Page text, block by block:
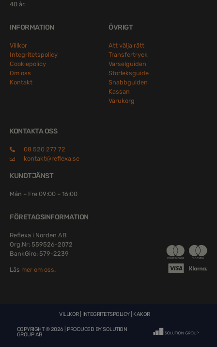
40 år.
INFORMATION
Villkor
Integritetspolicy
Cookiepolicy
Om oss
Kontakt
ÖVRIGT
Att välja rätt
Transfertryck
Varselguiden
Storleksguide
Snabbguiden
Kassan
Varukorg
KONTAKTA OSS
08 520 277 72
kontakt@reflexa.se
KUNDTJÄNST
Mån – Fre 09:00 – 16:00
FÖRETAGSINFORMATION
Reflexa i Norden AB
Org.Nr: 559526-2072
BankGiro: 579-2239
Läs mer om oss.
VILLKOR| INTEGRITETSPOLICY| KAKOR
COPYRIGHT © 2026 | PRODUCED BYSOLUTION
GROUP AB